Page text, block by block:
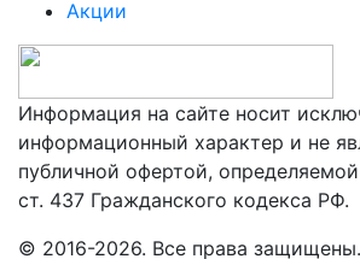
Информация на сайте носит
информационный характер и не
публичной офертой,
ст. 437 Гражданского кодекса РФ.
Акции
© 2016-2026. Все права защищены.